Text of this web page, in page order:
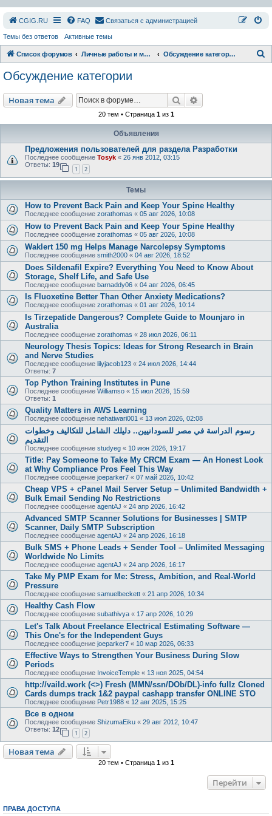
СGIG.RU FAQ Связаться с администрацией
Темы без ответов Активные темы
Список форумов Личные работы и модификации Обсуждение категории
Обсуждение категории
Новая тема Поиск
20 тем • Страница 1из 1
Объявления
Предложения пользователей для раздела Разработки
Последнее сообщение Tosyk « 26 янв 2012, 03:15
Ответы: 19
1 2
Темы
How to Prevent Back Pain and Keep Your Spine Healthy
Последнее сообщение zorathomas « 05 авг 2026, 10:08
How to Prevent Back Pain and Keep Your Spine Healthy
Последнее сообщение zorathomas « 05 авг 2026, 10:08
Waklert 150 mg Helps Manage Narcolepsy Symptoms
Последнее сообщение smith2000 « 04 авг 2026, 18:52
Does Sildenafil Expire? Everything You Need to Know About
Storage, Shelf Life, and Safe Use
Последнее сообщение barnaddy06 « 04 авг 2026, 06:45
Is Fluoxetine Better Than Other Anxiety Medications?
Последнее сообщение zorathomas « 01 авг 2026, 10:14
Is Tirzepatide Dangerous? Complete Guide to Mounjaro in
Australia
Последнее сообщение zorathomas « 28 июл 2026, 06:11
Neurology Thesis Topics: Ideas for Strong Research in Brain
and Nerve Studies
Последнее сообщение lilyjacob123 « 24 июл 2026, 14:44
Ответы: 7
Top Python Training Institutes in Pune
Последнее сообщение Williamso « 15 июл 2026, 15:59
Ответы: 1
Quality Matters in AWS Learning
Последнее сообщение nehatiwari001 « 13 июл 2026, 02:08
رسوم الدراسة في مصر للسودانيين.. دليلك الشامل للتكاليف وخطوات
التقديم
Последнее сообщение studyeg « 10 июн 2026, 19:17
Title: Pay Someone to Take My CRCM Exam — An Honest Look
at Why Compliance Pros Feel This Way
Последнее сообщение joeparker7 « 07 май 2026, 10:42
Cheap VPS + cPanel Mail Server Setup – Unlimited Bandwidth +
Bulk Email Sending No Restrictions
Последнее сообщение agentAJ « 24 апр 2026, 16:42
Advanced SMTP Scanner Solutions for Businesses | SMTP
Scanner, Daily SMTP Subscription
Последнее сообщение agentAJ « 24 апр 2026, 16:18
Bulk SMS + Phone Leads + Sender Tool – Unlimited Messaging
Worldwide No Limits
Последнее сообщение agentAJ « 24 апр 2026, 16:17
Take My PMP Exam for Me: Stress, Ambition, and Real-World
Pressure
Последнее сообщение samuelbeckett « 21 апр 2026, 10:34
Healthy Cash Flow
Последнее сообщение subathivya « 17 апр 2026, 10:29
Let's Talk About Freelance Electrical Estimating Software —
This One's for the Independent Guys
Последнее сообщение joeparker7 « 10 мар 2026, 06:33
Effective Ways to Strengthen Your Business During Slow
Periods
Последнее сообщение InvoiceTemple « 13 ноя 2025, 04:54
http://vaild.work (<>) Fresh (MMN/ssn/DOb/DL)-info fullz Cloned
Cards dumps track 1&2 paypal cashapp transfer ONLINE STO
Последнее сообщение Petr1988 « 12 авг 2025, 15:25
Все в одном
Последнее сообщение ShizumaEiku « 29 авг 2012, 10:47
Ответы: 12
1 2
Новая тема
20 тем • Страница 1из 1
Перейти
ПРАВА ДОСТУПА